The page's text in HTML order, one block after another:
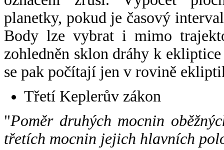
planetky, pokud je časový
Body lze vybrat i mimo
zohledněn sklon dráhy k
se pak počítají jen v rovině
Třetí Keplerův zákon
"Poměr druhých mocnin
třetích mocnin jejich hlavních